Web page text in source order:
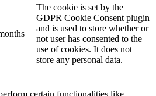
The cookie is set by the
GDPR Cookie Consent plugin
and is used to store whether or
not user has consented to the
use of cookies. It does not
store any personal data.
certain functionalities like